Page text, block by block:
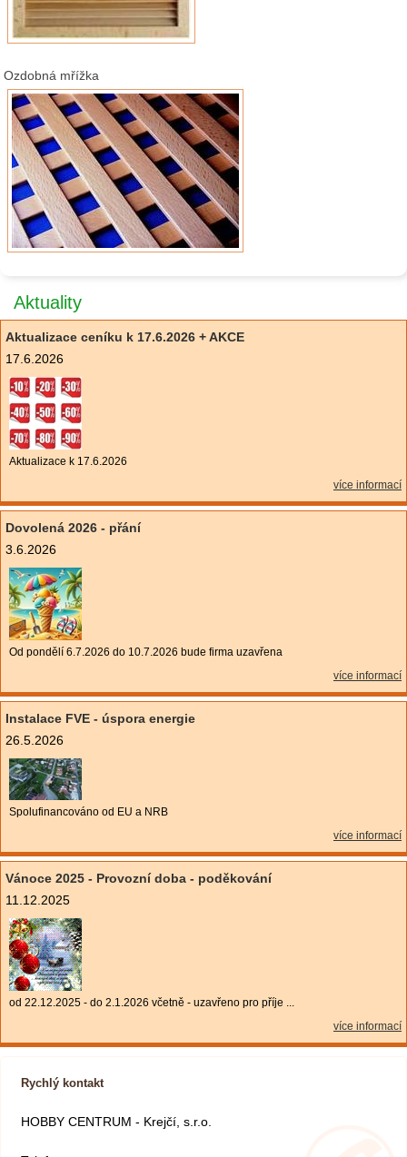
Ozdobná mřížka
Aktuality
Aktualizace ceníku k 17.6.2026 + AKCE
17.6.2026
Aktualizace k 17.6.2026
více informací
Dovolená 2026 - přání
3.6.2026
Od pondělí 6.7.2026 do 10.7.2026 bude firma uzavřena
více informací
Instalace FVE - úspora energie
26.5.2026
Spolufinancováno od EU a NRB
více informací
Vánoce 2025 - Provozní doba - poděkování
11.12.2025
od 22.12.2025 - do 2.1.2026 včetně - uzavřeno pro příje ...
více informací
Rychlý kontakt
HOBBY CENTRUM - Krejčí, s.r.o.